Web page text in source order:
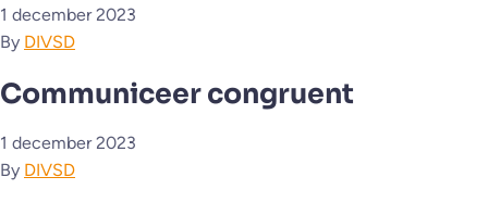
1 december 2023
By DIVSD
Communiceer congruent
1 december 2023
By DIVSD